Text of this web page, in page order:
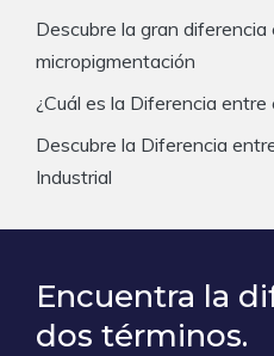
Descubre la gran
micropigmentación
¿Cuál es la Diferencia
Descubre la Diferencia
Industrial
Encuentra la
dos términos.